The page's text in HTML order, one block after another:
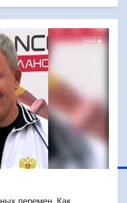
перемен. Как